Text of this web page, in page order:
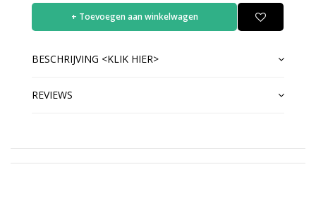
+ Toevoegen aan winkelwagen
BESCHRIJVING <KLIK HIER>
REVIEWS